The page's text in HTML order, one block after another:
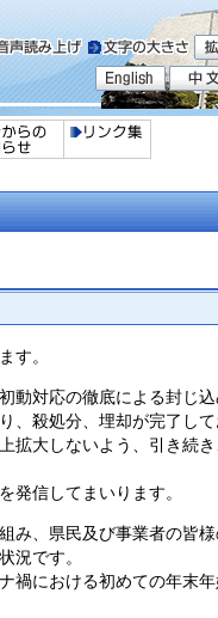
す。
対応の徹底による封じ込
殺処分、埋却が完了して
大しないよう、引き続
発信してまいります。
、県民及び事業者の皆
況です。
における初めての年末